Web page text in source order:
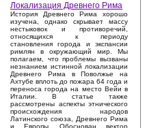
Локализация Древнего Рима
История Древнего Рима хорошо
изучена, однако скрывает массу
нестыковок и противоречий,
относящихся к периоду
становления города и экспансии
римлян в окружающий мир. Мы
полагаем, что проблемы вызваны
незнанием истинной локализации
Древнего Рима в Поволжье на
Ахтубе вплоть до пожара 64 года и
переноса города на место Вейи в
Италии. В статье также
рассмотрены аспекты этнического
происхождения народов
Латинского союза, Древнего Рима
и Европы. Обоснован вектор